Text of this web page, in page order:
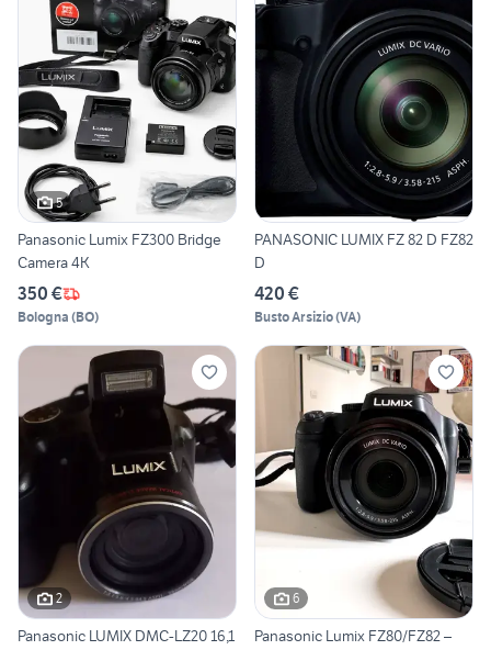
5
Panasonic Lumix FZ300 Bridge
Camera 4K
350 €
Bologna (BO)
PANASONIC LUMIX FZ 82 D FZ82
D
420 €
Busto Arsizio(VA)
2
Panasonic LUMIX DMC-LZ20 16,1
6
Panasonic Lumix FZ80/FZ82 –